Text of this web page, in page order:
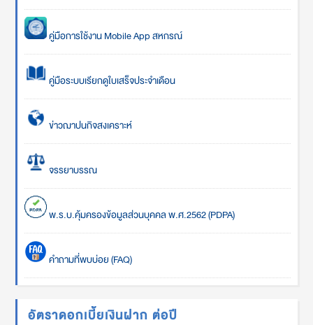
คู่มือการใช้งาน Mobile App สหกรณ์
คู่มือระบบเรียกดูใบเสร็จประจำเดือน
ข่าวฌาปนกิจสงเคราะห์
จรรยาบรรณ
พ.ร.บ.คุ้มครองข้อมูลส่วนบุคคล พ.ศ.2562 (PDPA)
คำถามที่พบบ่อย (FAQ)
อัตราดอกเบี้ยเงินฝาก ต่อปี